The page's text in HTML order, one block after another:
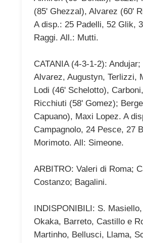
(85' Ghezzal), Alvarez (60'
A disp.: 25 Padelli, 52 Glik,
Raggi. All.: Mutti.
CATANIA (4-3-1-2): Andujar;
Alvarez, Augustyn, Terlizzi,
Lodi (46' Schelotto),
Ricchiuti (58' Gomez);
Capuano), Maxi Lopez. A
Campagnolo, 24 Pesce, 27
Morimoto. All: Simeone.
ARBITRO: Valeri di Roma;
Costanzo; Bagalini.
INDISPONIBILI: S.
Okaka, Barreto, Castillo e
Martinho, Bellusci, Llama,